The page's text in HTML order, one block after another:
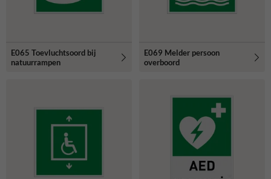
E065 Toevluchtsoord bij
natuurrampen
E069 Melder persoon
overboord